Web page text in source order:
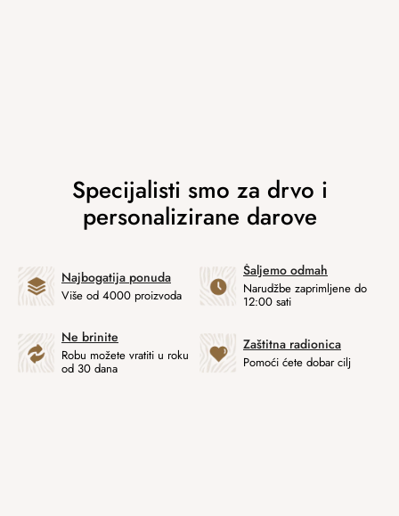
Najbogatija ponuda
Više od 4000 proizvoda
Šaljemo odmah
Narudžbe zaprimljene do
12:00 sati
Ne brinite
Robu možete vratiti u roku
od 30 dana
Zaštitna radionica
Pomoći ćete dobar cilj